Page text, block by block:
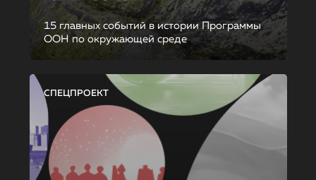
15 главных событий в истории Программы
ООН по окружающей среде
СПЕЦПРОЕКТ